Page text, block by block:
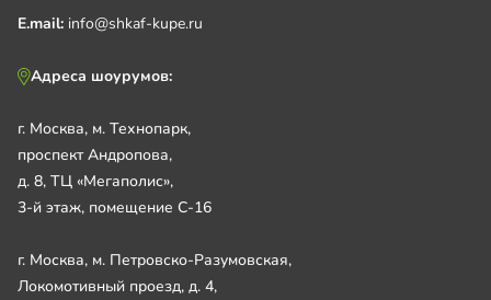
E.mail: info@shkaf-kupe.ru
Адреса шоурумов:
г. Москва, м. Технопарк,
проспект Андропова,
д. 8, ТЦ «Мегаполис»,
3-й этаж, помещение С-16
г. Москва, м. Петровско-Разумовская,
Локомотивный проезд, д. 4,